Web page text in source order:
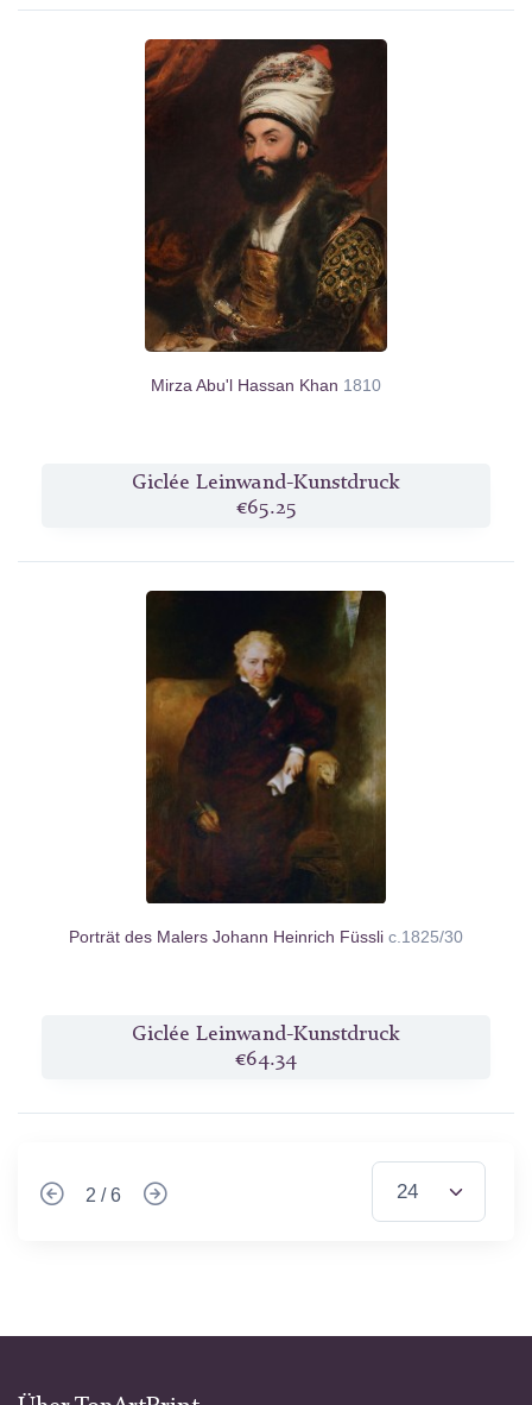
Mirza Abu'l Hassan Khan 1810
Giclée Leinwand-Kunstdruck
€65.25
Porträt des Malers Johann Heinrich Füssli c.1825/30
Giclée Leinwand-Kunstdruck
€64.34
2 / 6